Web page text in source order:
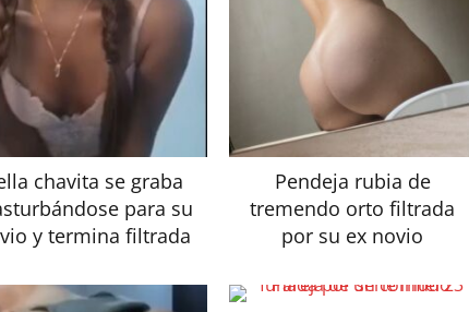
chavita se graba
para su
y termina filtrada
Pendeja rubia de
tremendo orto filtrada
por su ex novio